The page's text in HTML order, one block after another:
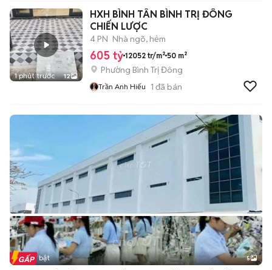
1 phút trước 12
HXH BÌNH TÂN BÌNH TRỊ ĐÔNG
CHIẾN LƯỢC
4 PN Nhà ngõ, hẻm
605 tỷ 12052 tr/m² 50 m²
Phường Bình Trị Đông
Trần Anh Hiếu 1 đã bán
Tin nổi bật 5